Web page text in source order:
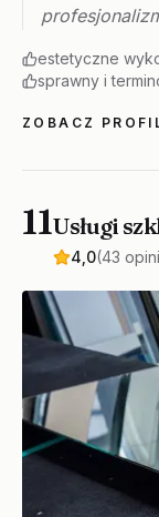
estetyczne
sprawny i
ZOBACZ
11Usługi
4,0(43